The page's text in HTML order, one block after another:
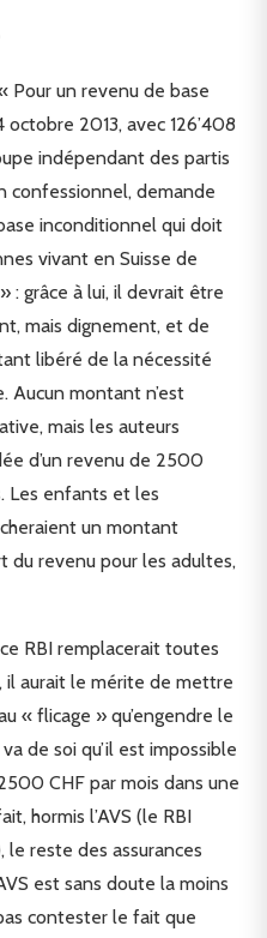
Pour un revenu de base
2013, avec 126’408
indépendant des partis
confessionnel, demande
inconditionnel qui doit
vivant en Suisse de
: grâce à lui, il devrait être
mais dignement, et de
libéré de la nécessité
Aucun montant n’est
mais les auteurs
d’un revenu de 2500
Les enfants et les
un montant
du revenu pour les adultes,
RBI remplacerait toutes
il aurait le mérite de mettre
« flicage » qu’engendre le
de soi qu’il est impossible
CHF par mois dans une
hormis l’AVS (le RBI
le reste des assurances
est sans doute la moins
contester le fait que